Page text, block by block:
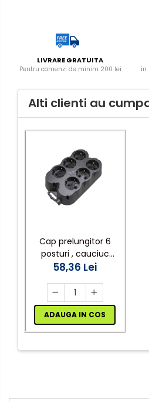
Bară alimentare nul
Cablu electric, canal cablu
electrice/Morsete/reglete
Copex
Dulii/Dulie adaptor
Electrocasnice de mici
Multimetru Digital
Prelungitoare/Derulatoare
Starter/Droser
Triplu Stecher
Întrerupătoare/Comutatoare
LIVRARE GRATUITA
Pentru comenzi de minim 200 lei in
Alti clienti au
Cap prelungitor 6
posturi , cauciuc
(shuko) Atra
58,36 Lei
ADAUGA IN COS